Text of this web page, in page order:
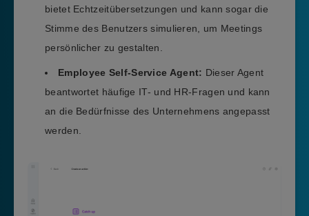
bietet Echtzeitübersetzungen und kann sogar die
Stimme des Benutzers simulieren, um Meetings
persönlicher zu gestalten.
Employee Self-Service Agent: Dieser Agent
beantwortet häufige IT- und HR-Fragen und kann
an die Bedürfnisse des Unternehmens angepasst
werden.